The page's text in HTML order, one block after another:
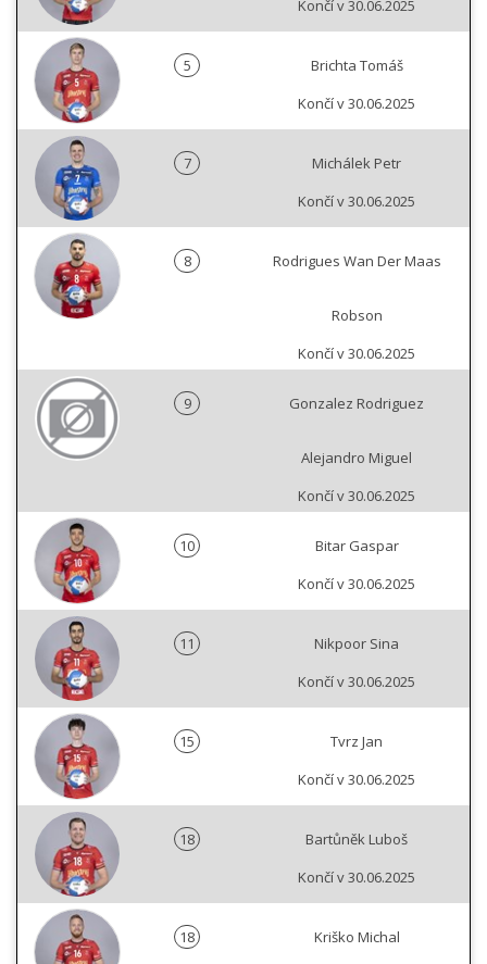
Končí v 30.06.2025
5
Brichta Tomáš
Končí v 30.06.2025
7
Michálek Petr
Končí v 30.06.2025
8 Rodrigues Wan Der Maas
Robson
Končí v 30.06.2025
9 Gonzalez Rodriguez
Alejandro Miguel
Končí v 30.06.2025
10
Bitar Gaspar
Končí v 30.06.2025
11
Nikpoor Sina
Končí v 30.06.2025
15
Tvrz Jan
Končí v 30.06.2025
18
Bartůněk Luboš
Končí v 30.06.2025
18
Kriško Michal